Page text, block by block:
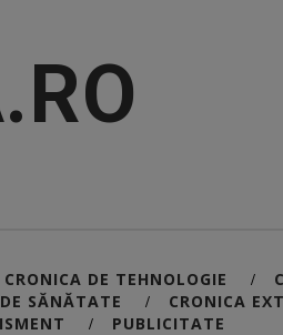
CRONICA DE TEHNOLOGIE /
SĂNĂTATE / CRONICA
/ PUBLICITATE